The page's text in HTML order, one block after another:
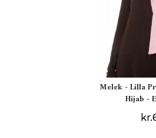
Melek - Lilla
Hijab -